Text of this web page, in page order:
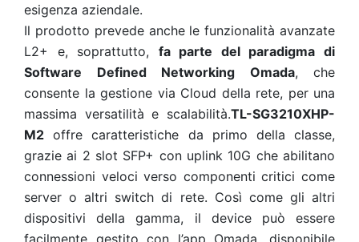
esigenza aziendale.
Il prodotto prevede anche le funzionalità avanzate
L2+ e, soprattutto, fa parte del paradigma di
Software Defined Networking Omada, che
consente la gestione via Cloud della rete, per una
massima versatilità e scalabilità.TL-SG3210XHP-
M2 offre caratteristiche da primo della classe,
grazie ai 2 slot SFP+ con uplink 10G che abilitano
connessioni veloci verso componenti critici come
server o altri switch di rete. Così come gli altri
dispositivi della gamma, il device può essere
facilmente gestito con l’app Omada, disponibile